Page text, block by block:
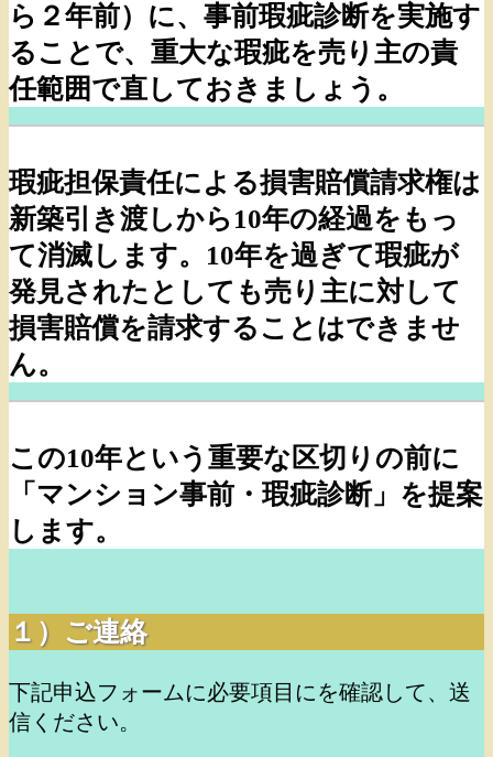
ら２年前）に、事前瑕疵診断を実施す
ることで、重大な瑕疵を売り主の責
任範囲で直しておきましょう。
瑕疵担保責任による損害賠償請求権は
新築引き渡しから10年の経過をもっ
て消滅します。10年を過ぎて瑕疵が
発見されたとしても売り主に対して
損害賠償を請求することはできませ
ん。
この10年という重要な区切りの前に
「マンション事前・瑕疵診断」を提案
します。
１）ご連絡
下記申込フォームに必要項目にを確認して、送
信ください。